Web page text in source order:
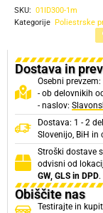
SKU: 01ID300-1m
Kategorije
Poliestrske
Dostava in
Osebni prevzem:
- ob delovnikih
- naslov:
Dostava: 1 - 2
Slovenijo, BiH in
Stroški dostave
odvisni od
GW, GLS in DPD.
Obiščite nas
Testirajte in